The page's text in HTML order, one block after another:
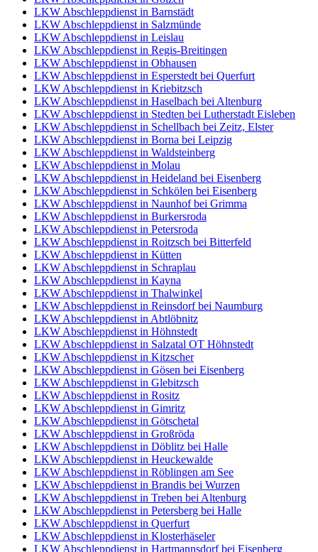
LKW Abschleppdienst in Barnstädt
LKW Abschleppdienst in Salzmünde
LKW Abschleppdienst in Leislau
LKW Abschleppdienst in Regis-Breitingen
LKW Abschleppdienst in Obhausen
LKW Abschleppdienst in Esperstedt bei Querfurt
LKW Abschleppdienst in Kriebitzsch
LKW Abschleppdienst in Haselbach bei Altenburg
LKW Abschleppdienst in Stedten bei Lutherstadt Eisleben
LKW Abschleppdienst in Schellbach bei Zeitz, Elster
LKW Abschleppdienst in Borna bei Leipzig
LKW Abschleppdienst in Waldsteinberg
LKW Abschleppdienst in Molau
LKW Abschleppdienst in Heideland bei Eisenberg
LKW Abschleppdienst in Schkölen bei Eisenberg
LKW Abschleppdienst in Naunhof bei Grimma
LKW Abschleppdienst in Burkersroda
LKW Abschleppdienst in Petersroda
LKW Abschleppdienst in Roitzsch bei Bitterfeld
LKW Abschleppdienst in Kütten
LKW Abschleppdienst in Schraplau
LKW Abschleppdienst in Kayna
LKW Abschleppdienst in Thalwinkel
LKW Abschleppdienst in Reinsdorf bei Naumburg
LKW Abschleppdienst in Abtlöbnitz
LKW Abschleppdienst in Höhnstedt
LKW Abschleppdienst in Salzatal OT Höhnstedt
LKW Abschleppdienst in Kitzscher
LKW Abschleppdienst in Gösen bei Eisenberg
LKW Abschleppdienst in Glebitzsch
LKW Abschleppdienst in Rositz
LKW Abschleppdienst in Gimritz
LKW Abschleppdienst in Götschetal
LKW Abschleppdienst in Großröda
LKW Abschleppdienst in Döblitz bei Halle
LKW Abschleppdienst in Heuckewalde
LKW Abschleppdienst in Röblingen am See
LKW Abschleppdienst in Brandis bei Wurzen
LKW Abschleppdienst in Treben bei Altenburg
LKW Abschleppdienst in Petersberg bei Halle
LKW Abschleppdienst in Querfurt
LKW Abschleppdienst in Klosterhäseler
LKW Abschleppdienst in Hartmannsdorf bei Eisenberg